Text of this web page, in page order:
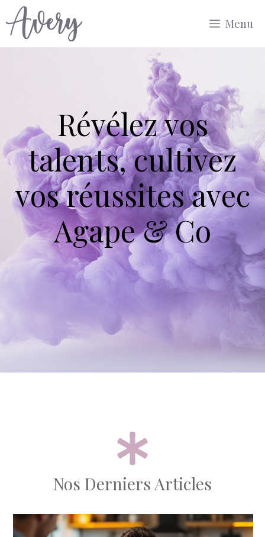
Aller
au
contenu
Menu
Révélez vos
talents, cultivez
vos réussites avec
Agape & Co
Nos Derniers Articles